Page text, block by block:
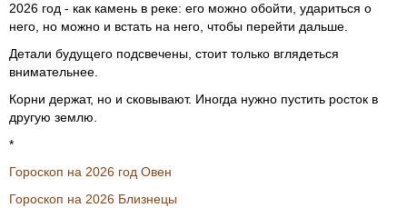
2026 год - как камень в реке: его можно обойти, удариться о
него, но можно и встать на него, чтобы перейти дальше.
Детали будущего подсвечены, стоит только вглядеться
внимательнее.
Корни держат, но и сковывают. Иногда нужно пустить росток в
другую землю.
*
Гороскоп на 2026 год Овен
Гороскоп на 2026 Близнецы